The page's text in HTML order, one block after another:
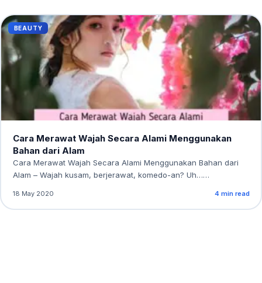
BEAUTY
Cara Merawat Wajah Secara Alami Menggunakan
Bahan dari Alam
Cara Merawat Wajah Secara Alami Menggunakan Bahan dari
Alam – Wajah kusam, berjerawat, komedo-an? Uh……
18 May 2020 4 min read